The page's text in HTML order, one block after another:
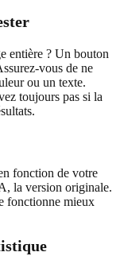
entière ? Un bouton
vous de ne
ou un texte.
toujours pas si la
fonction de votre
la version originale.
fonctionne mieux